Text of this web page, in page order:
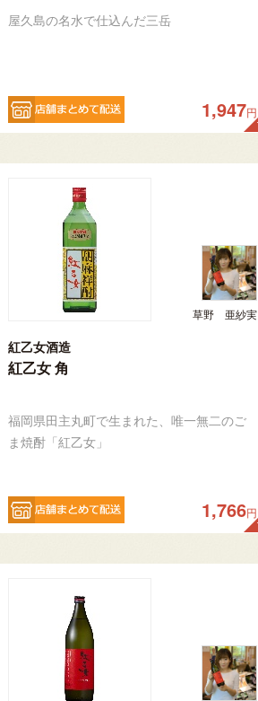
屋久島の名水で仕込んだ三岳
1,947円
草野 亜紗実
紅乙女酒造
紅乙女 角
福岡県田主丸町で生まれた、唯一無二のご
ま焼酎「紅乙女」
1,766円